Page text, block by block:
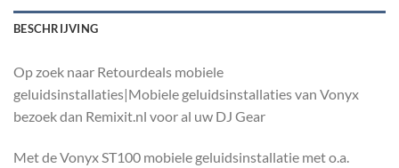
BESCHRIJVING
Op zoek naar Retourdeals mobiele
geluidsinstallaties|Mobiele geluidsinstallaties van Vonyx
bezoek dan Remixit.nl voor al uw DJ Gear
Met de Vonyx ST100 mobiele geluidsinstallatie met o.a.